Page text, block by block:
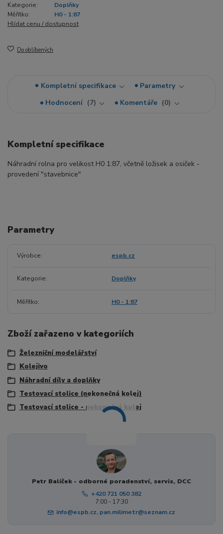
Kategorie:
Doplňky
Měřítko:
H0 - 1:87
Hlídat cenu / dostupnost
Do oblíbených
Kompletní specifikace
Parametry
Hodnocení
7 Komentáře 0
Kompletní specifikace
Náhradní rolna pro velikost H0 1:87, včetně ložisek a osiček -
provedení "stavebnice"
Parametry
Výrobce espb.cz
Kategorie Doplňky
Měřítko H0 - 1:87
Zboží zařazeno v kategoriích
Železniční modelářství
Kolejivo
Náhradní díly a doplňky
Testovací stolice (nekonečná kolej)
Testovací stolice - nekonečná kolej
Petr Balíček - odborné poradenství, servis, DCC
+420 721 050 382
7:00 - 17:30
info@espb.cz, pan.milimetr@seznam.cz